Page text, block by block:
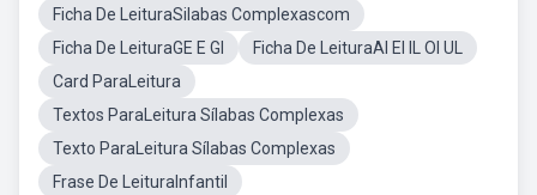
Ficha De LeituraSilabas Complexascom
Ficha De LeituraGE E GI
Ficha De LeituraAl El IL Ol UL
Card ParaLeitura
Textos ParaLeitura Sílabas Complexas
Texto ParaLeitura Sílabas Complexas
Frase De LeituraInfantil